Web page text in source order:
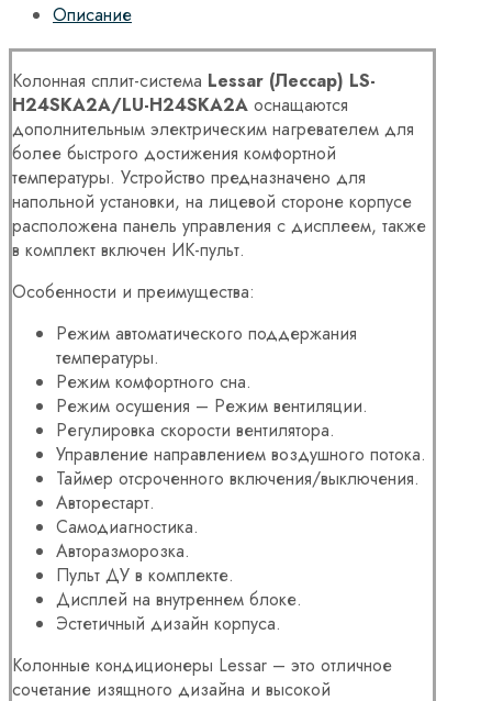
Описание
Колонная сплит-система Lessar (Лессар) LS-
H24SKA2A/LU-H24SKA2A оснащаются
дополнительным электрическим нагревателем для
более быстрого достижения комфортной
температуры. Устройство предназначено для
напольной установки, на лицевой стороне корпусе
расположена панель управления с дисплеем, также
в комплект включен ИК-пульт.
Особенности и преимущества:
Режим автоматического поддержания
температуры.
Режим комфортного сна.
Режим осушения – Режим вентиляции.
Регулировка скорости вентилятора.
Управление направлением воздушного потока.
Таймер отсроченного включения/выключения.
Авторестарт.
Самодиагностика.
Авторазморозка.
Пульт ДУ в комплекте.
Дисплей на внутреннем блоке.
Эстетичный дизайн корпуса.
Колонные кондиционеры Lessar – это отличное
сочетание изящного дизайна и высокой